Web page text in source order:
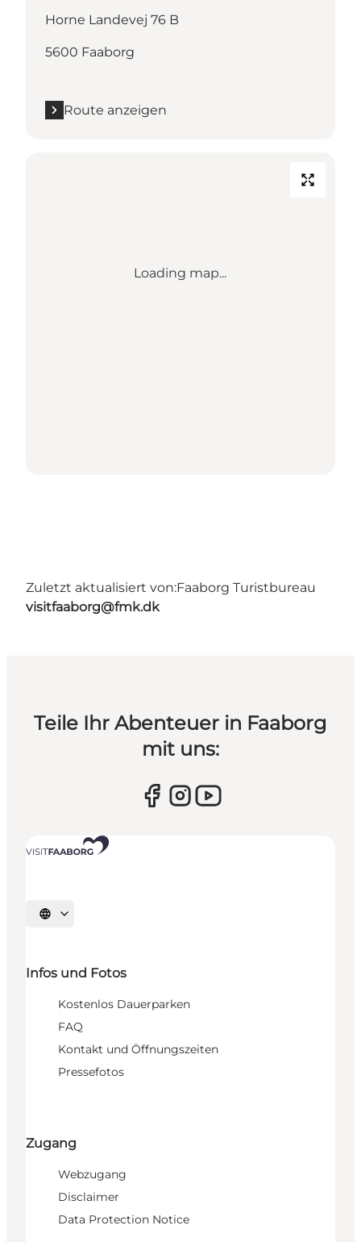
Horne Landevej 76 B
5600 Faaborg
Route anzeigen
Loading map...
Zuletzt aktualisiert von:Faaborg Turistbureau
visitfaaborg@fmk.dk
Teile Ihr Abenteuer in Faaborg
mit uns:
Sprache auswählen
Infos und Fotos
Kostenlos Dauerparken
FAQ
Kontakt und Öffnungszeiten
Pressefotos
Zugang
Webzugang
Disclaimer
Data Protection Notice